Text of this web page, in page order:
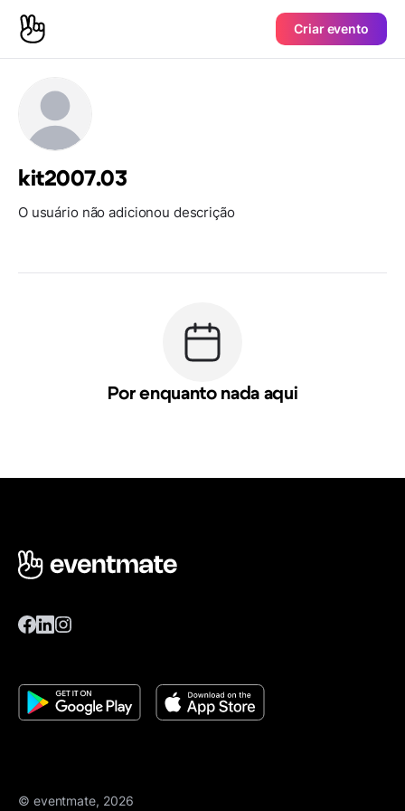
Criar evento
kit2007.03
O usuário não adicionou descrição
Por enquanto nada aqui
© eventmate, 2026